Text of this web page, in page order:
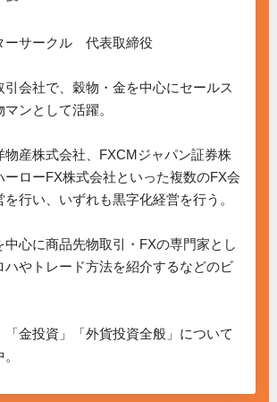
ーサークル　代表取締役
引会社で、穀物・金を中心にセールス
ンとして活躍。
物産株式会社、FXCMジャパン証券株
ーローFX株式会社といった複数のFX会
行い、いずれも黒字化経営を行う。
中心に商品先物取引・FXの専門家とし
ハやトレード方法を紹介するなどのビ
「金投資」「外貨投資全般」について